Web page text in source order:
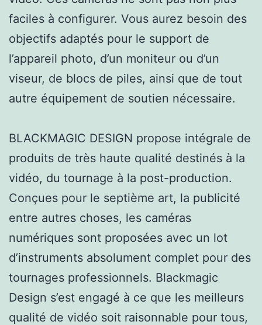
faciles à configurer. Vous aurez besoin des
objectifs adaptés pour le support de
l’appareil photo, d’un moniteur ou d’un
viseur, de blocs de piles, ainsi que de tout
autre équipement de soutien nécessaire.
BLACKMAGIC DESIGN propose intégrale de
produits de très haute qualité destinés à la
vidéo, du tournage à la post-production.
Conçues pour le septième art, la publicité
entre autres choses, les caméras
numériques sont proposées avec un lot
d’instruments absolument complet pour des
tournages professionnels. Blackmagic
Design s’est engagé à ce que les meilleurs
qualité de vidéo soit raisonnable pour tous,